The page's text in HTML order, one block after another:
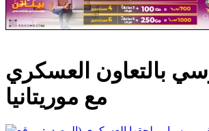
بالتعاون العسكري
مع موريتانيا